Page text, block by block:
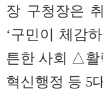
장 구청장은
‘구민이 체감
튼한 사회 △
혁신행정 등 5